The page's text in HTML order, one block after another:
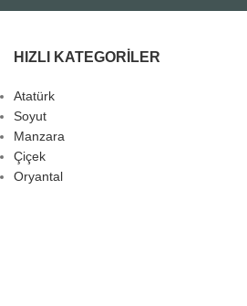
HIZLI KATEGORILER
Atatürk
Soyut
Manzara
Çiçek
Oryantal